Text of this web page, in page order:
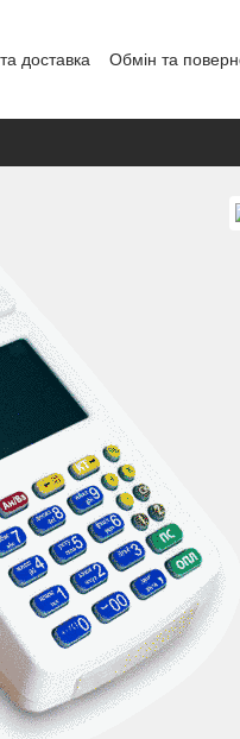
доставка Обмін та